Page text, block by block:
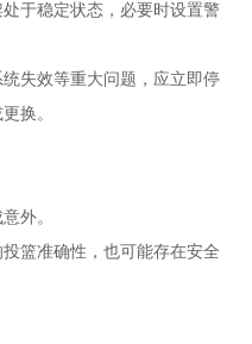
于稳定状态，必要时设置警
失效等重大问题，应立即停
换。
外。
篮准确性，也可能存在安全